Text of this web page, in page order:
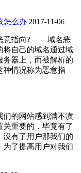
怎么办 2017-11-06
恶意指向? 域名恶
将自己的域名通过域
务器上，而被解析的
种情况称为恶意指
们的网站感到满不潢
重要的，毕竟有了
没有了用户那我们的
为了提高用户对我们